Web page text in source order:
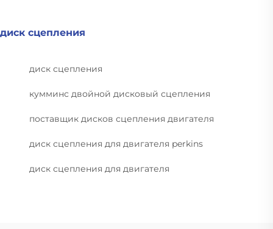
диск сцепления
диск сцепления
кумминс двойной дисковый сцепления
поставщик дисков сцепления двигателя
диск сцепления для двигателя perkins
диск сцепления для двигателя